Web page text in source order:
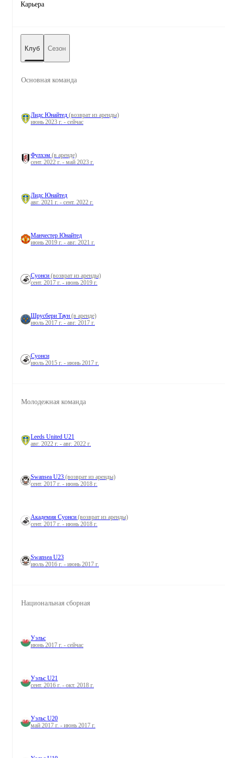
Карьера
Клуб Сезон
Основная команда
Лидс Юнайтед (возврат из аренды)
июнь 2023 г. - сейчас
Фулхэм (в аренде)
сент. 2022 г. - май 2023 г.
Лидс Юнайтед
авг. 2021 г. - сент. 2022 г.
Манчестер Юнайтед
июнь 2019 г. - авг. 2021 г.
Суонси (возврат из аренды)
сент. 2017 г. - июнь 2019 г.
Шрусбери Таун (в аренде)
июль 2017 г. - авг. 2017 г.
Суонси
июль 2015 г. - июнь 2017 г.
Молодежная команда
Leeds United U21
авг. 2022 г. - авг. 2022 г.
Swansea U23 (возврат из аренды)
сент. 2017 г. - июнь 2018 г.
Академия Суонси (возврат из аренды)
сент. 2017 г. - июнь 2018 г.
Swansea U23
июль 2016 г. - июнь 2017 г.
Национальная сборная
Уэльс
июнь 2017 г. - сейчас
Уэльс U21
сент. 2016 г. - окт. 2018 г.
Уэльс U20
май 2017 г. - июнь 2017 г.